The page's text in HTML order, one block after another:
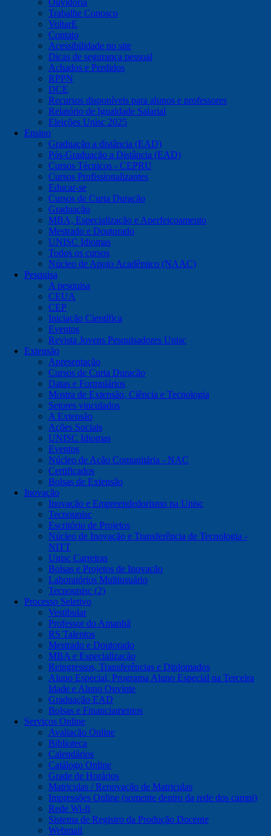
Ouvidoria
Trabalhe Conosco
VoltarE
Contato
Acessibilidade no site
Dicas de segurança pessoal
Achados e Perdidos
RPPN
DCE
Recursos disponíveis para alunos e professores
Relatório de Igualdade Salarial
Eleições Unisc 2025
Ensino
Graduação a distância (EAD)
Pós-Graduação a Distância (EAD)
Cursos Técnicos - CEPRU
Cursos Profissionalizantes
Educar-se
Cursos de Curta Duração
Graduação
MBA, Especialização e Aperfeiçoamento
Mestrado e Doutorado
UNISC Idiomas
Todos os cursos
Núcleo de Apoio Acadêmico (NAAC)
Pesquisa
A pesquisa
CEUA
CEP
Iniciação Científica
Eventos
Revista Jovens Pesquisadores Unisc
Extensão
Apresentação
Cursos de Curta Duração
Datas e Formulários
Mostra de Extensão, Ciência e Tecnologia
Setores vinculados
A Extensão
Ações Sociais
UNISC Idiomas
Eventos
Núcleo de Ação Comunitária - NAC
Certificados
Bolsas de Extensão
Inovação
Inovação e Empreendedorismo na Unisc
Tecnounisc
Escritório de Projetos
Núcleo de Inovação e Transferência de Tecnologia -
NITT
Unisc Carreiras
Bolsas e Projetos de Inovação
Laboratórios Multiusuário
Tecnounisc (2)
Processo Seletivo
Vestibular
Professor do Amanhã
RS Talentos
Mestrado e Doutorado
MBA e Especialização
Reingressos, Transferências e Diplomados
Aluno Especial, Programa Aluno Especial na Terceira
Idade e Aluno Ouvinte
Graduação EAD
Bolsas e Financiamentos
Serviços Online
Avaliação Online
Biblioteca
Calendários
Catálogo Online
Grade de Horários
Matriculas / Renovação de Matriculas
Impressões Online (somente dentro da rede dos campi)
Rede Wi-fi
Sistema de Registro da Produção Docente
Webmail